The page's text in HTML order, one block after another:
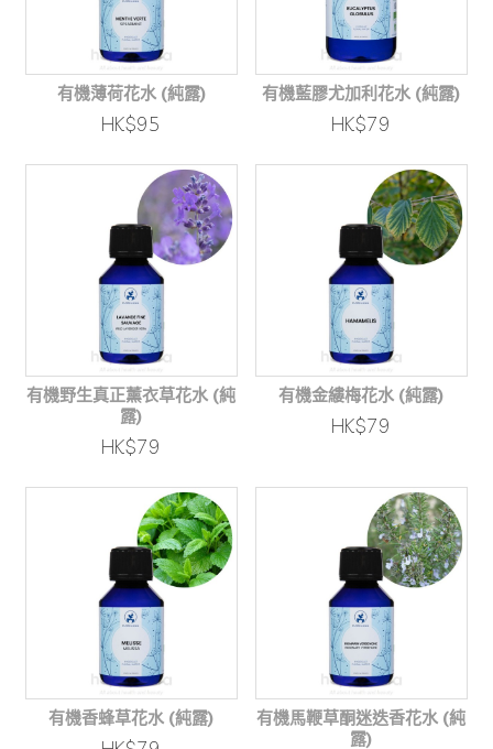
有機薄荷花水 (純露)
HK$95
有機藍膠尤加利花水 (純露)
HK$79
有機野生真正薰衣草花水 (純
露)
HK$79
有機金縷梅花水 (純露)
HK$79
有機香蜂草花水 (純露)
有機馬鞭草酮迷迭香花水 (純
露)